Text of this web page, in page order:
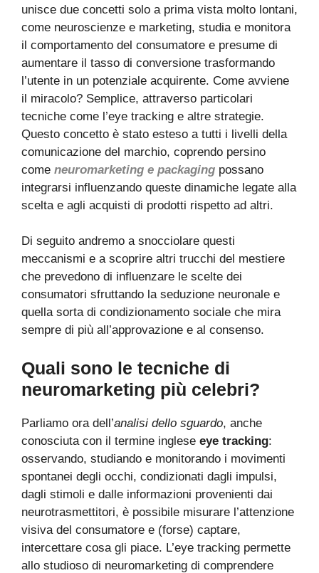
unisce due concetti solo a prima vista molto lontani,
come neuroscienze e marketing, studia e monitora
il comportamento del consumatore e presume di
aumentare il tasso di conversione trasformando
l’utente in un potenziale acquirente. Come avviene
il miracolo? Semplice, attraverso particolari
tecniche come l’eye tracking e altre strategie.
Questo concetto è stato esteso a tutti i livelli della
comunicazione del marchio, coprendo persino
come neuromarketing e packaging possano
integrarsi influenzando queste dinamiche legate alla
scelta e agli acquisti di prodotti rispetto ad altri.
Di seguito andremo a snocciolare questi
meccanismi e a scoprire altri trucchi del mestiere
che prevedono di influenzare le scelte dei
consumatori sfruttando la seduzione neuronale e
quella sorta di condizionamento sociale che mira
sempre di più all’approvazione e al consenso.
Quali sono le tecniche di
neuromarketing più celebri?
Parliamo ora dell’analisi dello sguardo, anche
conosciuta con il termine inglese eye tracking:
osservando, studiando e monitorando i movimenti
spontanei degli occhi, condizionati dagli impulsi,
dagli stimoli e dalle informazioni provenienti dai
neurotrasmettitori, è possibile misurare l’attenzione
visiva del consumatore e (forse) captare,
intercettare cosa gli piace. L’eye tracking permette
allo studioso di neuromarketing di comprendere